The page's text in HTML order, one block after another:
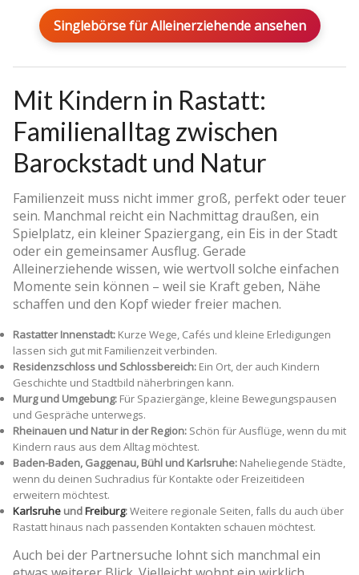
Singlebörse für Alleinerziehende ansehen
Mit Kindern in Rastatt:
Familienalltag zwischen
Barockstadt und Natur
Familienzeit muss nicht immer groß, perfekt oder teuer
sein. Manchmal reicht ein Nachmittag draußen, ein
Spielplatz, ein kleiner Spaziergang, ein Eis in der Stadt
oder ein gemeinsamer Ausflug. Gerade
Alleinerziehende wissen, wie wertvoll solche einfachen
Momente sein können – weil sie Kraft geben, Nähe
schaffen und den Kopf wieder freier machen.
Rastatter Innenstadt: Kurze Wege, Cafés und kleine Erledigungen
lassen sich gut mit Familienzeit verbinden.
Residenzschloss und Schlossbereich: Ein Ort, der auch Kindern
Geschichte und Stadtbild näherbringen kann.
Murg und Umgebung: Für Spaziergänge, kleine Bewegungspausen
und Gespräche unterwegs.
Rheinauen und Natur in der Region: Schön für Ausflüge, wenn du mit
Kindern raus aus dem Alltag möchtest.
Baden-Baden, Gaggenau, Bühl und Karlsruhe: Naheliegende Städte,
wenn du deinen Suchradius für Kontakte oder Freizeitideen
erweitern möchtest.
Karlsruhe undFreiburg:Weitere regionale Seiten, falls du auch über
Rastatt hinaus nach passenden Kontakten schauen möchtest.
Auch bei der Partnersuche lohnt sich manchmal ein